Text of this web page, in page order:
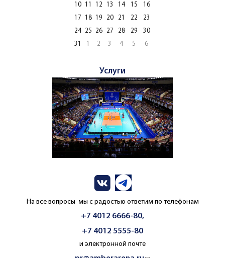
10 11 12 13 14 15
16
17
18 19 20 21 22
23
24
25 26 27 28 29
30
31
1 2 3 4 5 6
Услуги
На все вопросы мы с радостью ответим по телефонам
+7 4012 6666-80,
+7 4012 5555-80
и электронной почте